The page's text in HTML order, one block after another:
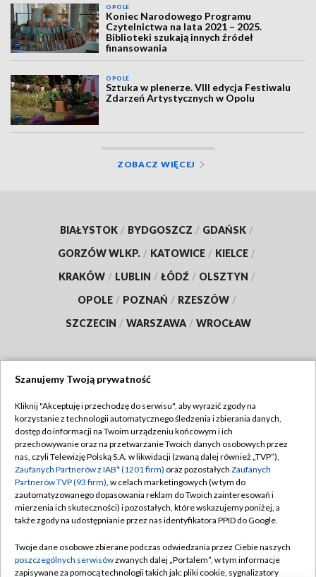
OPOLE
Koniec Narodowego Programu
Czytelnictwa na lata 2021 – 2025.
Biblioteki szukają innych źródeł
finansowania
OPOLE
Sztuka w plenerze. VIII edycja Festiwalu
Zdarzeń Artystycznych w Opolu
ZOBACZ WIĘCEJ
BIAŁYSTOK / BYDGOSZCZ / GDAŃSK /
GORZÓW WLKP. / KATOWICE / KIELCE /
KRAKÓW / LUBLIN / ŁÓDŹ / OLSZTYN /
OPOLE / POZNAŃ / RZESZÓW /
SZCZECIN / WARSZAWA / WROCŁAW
TVP
Abonament TVP
Emisja w TVP
Centrum informacji TVP
Naziemna Telewizja Cyfrowa
Rada Programowa
Regulamin TVP
Polityka prywatności
Moje zgody
Pomoc
Kontakt
Szanujemy Twoją prywatność
Kliknij "Akceptuję i przechodzę do serwisu", aby wyrazić zgody na
korzystanie z technologii automatycznego śledzenia i zbierania danych,
dostęp do informacji na Twoim urządzeniu końcowym i ich
przechowywanie oraz na przetwarzanie Twoich danych osobowych przez
nas, czyli Telewizję Polską S.A. w likwidacji (zwaną dalej również „TVP”),
Zaufanych Partnerów z IAB* (1201 firm) oraz pozostałych Zaufanych
Partnerów TVP (93 firm), w celach marketingowych (w tym do
zautomatyzowanego dopasowania reklam do Twoich zainteresowań i
mierzenia ich skuteczności) i pozostałych, które wskazujemy poniżej, a
także zgody na udostępnianie przez nas identyfikatora PPID do Google.
Twoje dane osobowe zbierane podczas odwiedzania przez Ciebie naszych
poszczególnych serwisówzwanych dalej „Portalem”, w tym informacje
zapisywane za pomocą technologii takich jak: pliki cookie, sygnalizatory